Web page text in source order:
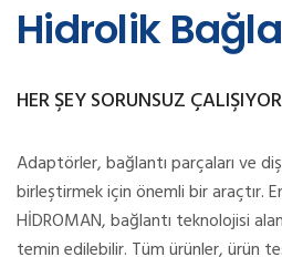
Hidrolik
HER ŞEY SORUNSUZ
Adaptörler, bağlantı parçaları ve
birleştirmek için önemli bir araçtır.
HİDROMAN, bağlantı teknolojisi
temin edilebilir. Tüm ürünler, ürün